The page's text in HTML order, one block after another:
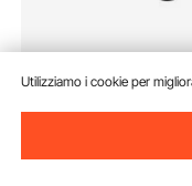
Utilizziamo i cookie per